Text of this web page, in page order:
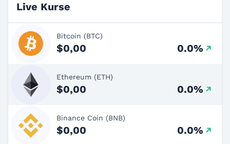
Live Kurse
Bitcoin (BTC)
$0,00 0.0%
Ethereum (ETH)
$0,00 0.0%
Binance Coin (BNB)
$0,00 0.0%